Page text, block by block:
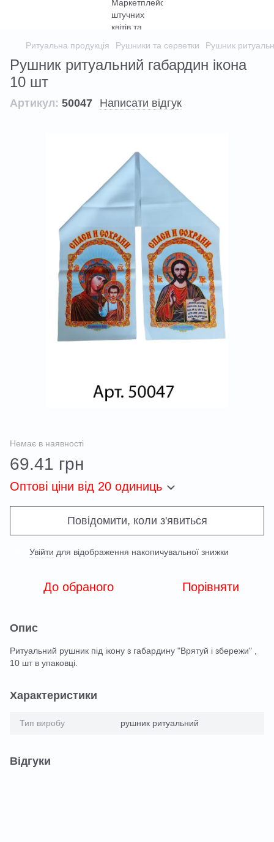
Ритуальна продукція Рушники та серветки Рушник
Рушник ритуальний габардин ікона
10 шт
Артикул: 50047 Написати відгук
Немає в наявності
69.41 грн
Оптові ціни від 20 одиниць
Повідомити, коли з'явиться
Увійти для відображення накопичувальної знижки
До обраного Порівняти
Опис
Ритуальний рушник під ікону з габардину "Врятуй і збережи" ,
10 шт в упаковці.
Характеристики
Тип виробу рушник ритуальний
Відгуки